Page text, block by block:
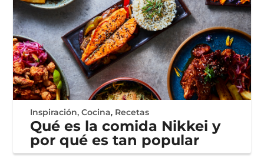
Inspiración,Cocina, Recetas
Qué es la comida Nikkei y
por qué es tan popular